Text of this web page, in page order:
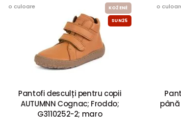
o culoare KOŽENÉ
SUN25
Pantofi desculți pentru copii
AUTUMNN Cognac; Froddo;
G3110252-2; maro
o
până